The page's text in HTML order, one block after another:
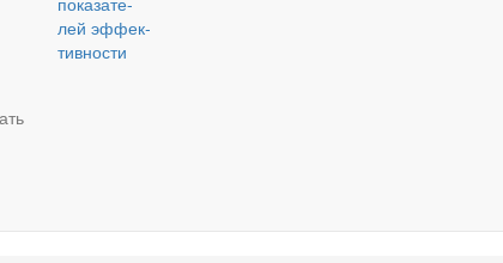
лей эф­фек­
тив­но­сти